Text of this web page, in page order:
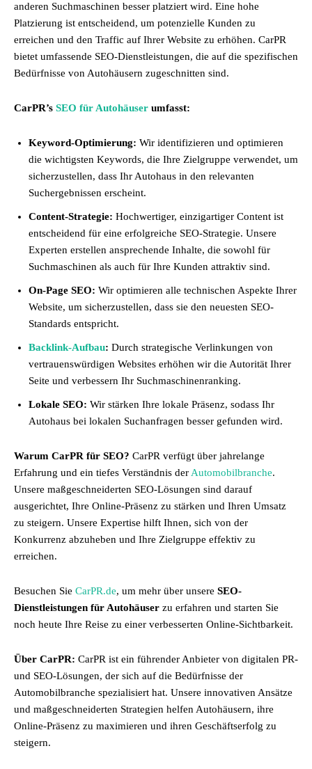
anderen Suchmaschinen besser platziert wird. Eine hohe
Platzierung ist entscheidend, um potenzielle Kunden zu
erreichen und den Traffic auf Ihrer Website zu erhöhen. CarPR
bietet umfassende SEO-Dienstleistungen, die auf die spezifischen
Bedürfnisse von Autohäusern zugeschnitten sind.
CarPR’s SEO für Autohäuser umfasst:
Keyword-Optimierung: Wir identifizieren und optimieren
die wichtigsten Keywords, die Ihre Zielgruppe verwendet, um
sicherzustellen, dass Ihr Autohaus in den relevanten
Suchergebnissen erscheint.
Content-Strategie: Hochwertiger, einzigartiger Content ist
entscheidend für eine erfolgreiche SEO-Strategie. Unsere
Experten erstellen ansprechende Inhalte, die sowohl für
Suchmaschinen als auch für Ihre Kunden attraktiv sind.
On-Page SEO: Wir optimieren alle technischen Aspekte Ihrer
Website, um sicherzustellen, dass sie den neuesten SEO-
Standards entspricht.
Backlink-Aufbau: Durch strategische Verlinkungen von
vertrauenswürdigen Websites erhöhen wir die Autorität Ihrer
Seite und verbessern Ihr Suchmaschinenranking.
Lokale SEO: Wir stärken Ihre lokale Präsenz, sodass Ihr
Autohaus bei lokalen Suchanfragen besser gefunden wird.
Warum CarPR für SEO? CarPR verfügt über jahrelange
Erfahrung und ein tiefes Verständnis der Automobilbranche.
Unsere maßgeschneiderten SEO-Lösungen sind darauf
ausgerichtet, Ihre Online-Präsenz zu stärken und Ihren Umsatz
zu steigern. Unsere Expertise hilft Ihnen, sich von der
Konkurrenz abzuheben und Ihre Zielgruppe effektiv zu
erreichen.
Besuchen Sie CarPR.de, um mehr über unsere SEO-
Dienstleistungen für Autohäuser zu erfahren und starten Sie
noch heute Ihre Reise zu einer verbesserten Online-Sichtbarkeit.
Über CarPR: CarPR ist ein führender Anbieter von digitalen PR-
und SEO-Lösungen, der sich auf die Bedürfnisse der
Automobilbranche spezialisiert hat. Unsere innovativen Ansätze
und maßgeschneiderten Strategien helfen Autohäusern, ihre
Online-Präsenz zu maximieren und ihren Geschäftserfolg zu
steigern.